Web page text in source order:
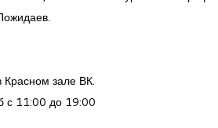
Красном зале ВК.
с 11:00 до 19:00